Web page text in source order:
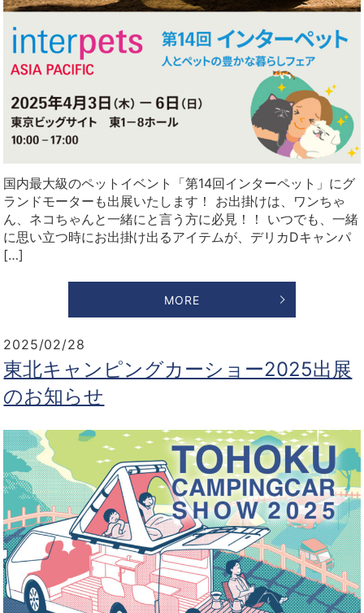
国内最大級のペットイベント「第14回インターペット」にグ
ランドモーターも出展いたします！ お出掛けは、ワンちゃ
ん、ネコちゃんと一緒にと言う方に必見！！ いつでも、一緒
に思い立つ時にお出掛け出るアイテムが、デリカDキャンパ
[…]
MORE
2025/02/28
東北キャンピングカーショー2025出展
のお知らせ